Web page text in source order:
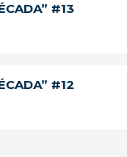
#13
#12